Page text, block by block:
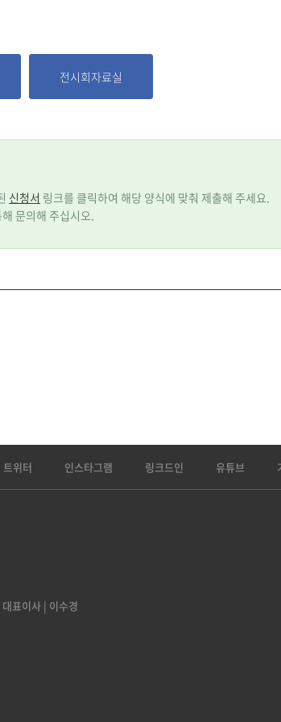
전시회자료실
신청서 링크를 클릭하여 해당 양식에 맞춰 제출해 주세요.
문의해 주십시오.
트위터 인스타그램 링크드인 유튜브
대표이사 | 이수경